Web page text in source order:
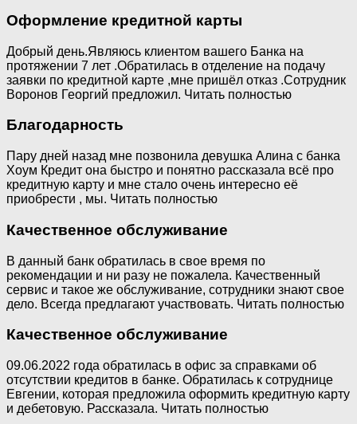
Оформление кредитной карты
Добрый день.Являюсь клиентом вашего Банка на
протяжении 7 лет .Обратилась в отделение на подачу
заявки по кредитной карте ,мне пришёл отказ .Сотрудник
Воронов Георгий предложил. Читать полностью
Благодарность
Пару дней назад мне позвонила девушка Алина с банка
Хоум Кредит она быстро и понятно рассказала всё про
кредитную карту и мне стало очень интересно её
приобрести , мы. Читать полностью
Качественное обслуживание
В данный банк обратилась в свое время по
рекомендации и ни разу не пожалела. Качественный
сервис и такое же обслуживание, сотрудники знают свое
дело. Всегда предлагают участвовать. Читать полностью
Качественное обслуживание
09.06.2022 года обратилась в офис за справками об
отсутствии кредитов в банке. Обратилась к сотруднице
Евгении, которая предложила оформить кредитную карту
и дебетовую. Рассказала. Читать полностью